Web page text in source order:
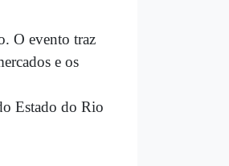
O evento traz
e os
Estado do Rio